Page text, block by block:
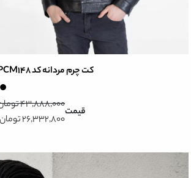
کت چرم مردانه کد PCM148
قیمت
43,888,000 تومان
26,332,800 تومان